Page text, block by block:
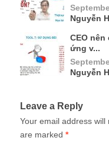
Nguyễn
CEO
ứng v...
Nguyễn
Leave a Reply
Your email address will
are marked *